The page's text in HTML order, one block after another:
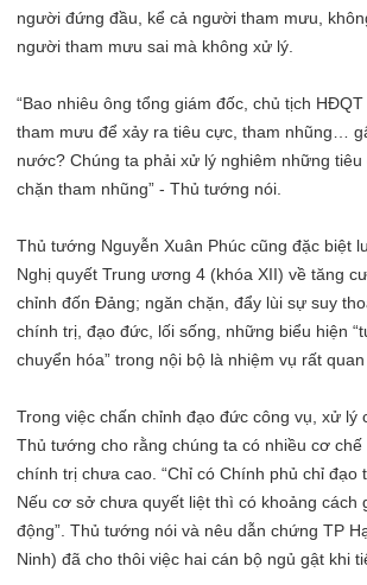
người đứng đầu, kể cả người tham mưu,
người tham mưu sai mà không xử lý.
“Bao nhiêu ông tổng giám đốc, chủ tịch HĐQT
tham mưu để xảy ra tiêu cực, tham nhũng…
nước? Chúng ta phải xử lý nghiêm những
chặn tham nhũng” - Thủ tướng nói.
Thủ tướng Nguyễn Xuân Phúc cũng đặc biệt
Nghị quyết Trung ương 4 (khóa XII) về tăng
chỉnh đốn Đảng; ngăn chặn, đẩy lùi sự suy
chính trị, đạo đức, lối sống, những biểu hiện
chuyển hóa” trong nội bộ là nhiệm vụ rất quan
Trong việc chấn chỉnh đạo đức công vụ, xử lý
Thủ tướng cho rằng chúng ta có nhiều cơ
chính trị chưa cao. “Chỉ có Chính phủ chỉ đạo
Nếu cơ sở chưa quyết liệt thì có khoảng cách
động”. Thủ tướng nói và nêu dẫn chứng TP
Ninh) đã cho thôi việc hai cán bộ ngủ gật khi